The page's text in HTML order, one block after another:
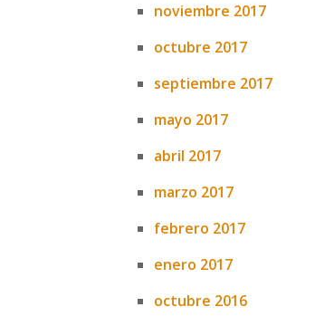
noviembre 2017
octubre 2017
septiembre 2017
mayo 2017
abril 2017
marzo 2017
febrero 2017
enero 2017
octubre 2016